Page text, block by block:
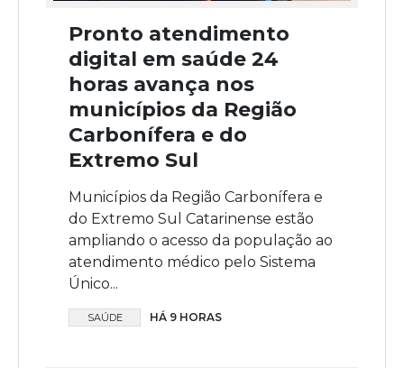
Pronto atendimento
digital em saúde 24
horas avança nos
municípios da Região
Carbonífera e do
Extremo Sul
Municípios da Região Carbonífera e
do Extremo Sul Catarinense estão
ampliando o acesso da população ao
atendimento médico pelo Sistema
Único...
SAÚDE HÁ 9 HORAS